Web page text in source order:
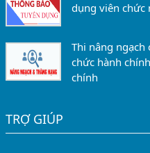
dụng viên chức
Thi nâng ngạch
chức hành
chính
TRỢ GIÚP